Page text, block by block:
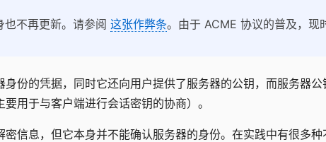
不再更新。请参阅 这张作弊条。由于 ACME 协议的普及，现
份的凭据，同时它还向用户提供了服务器的公钥，而服务器
用于与客户端进行会话密钥的协商）。
信息，但它本身并不能确认服务器的身份。在实践中有很多